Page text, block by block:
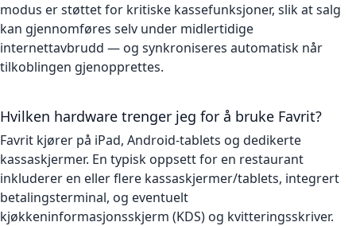
modus er støttet for kritiske kassefunksjoner, slik at salg
kan gjennomføres selv under midlertidige
internettavbrudd — og synkroniseres automatisk når
tilkoblingen gjenopprettes.
Hvilken hardware trenger jeg for å bruke Favrit?
Favrit kjører på iPad, Android-tablets og dedikerte
kassaskjermer. En typisk oppsett for en restaurant
inkluderer en eller flere kassaskjermer/tablets, integrert
betalingsterminal, og eventuelt
kjøkkeninformasjonsskjerm (KDS) og kvitteringsskriver.